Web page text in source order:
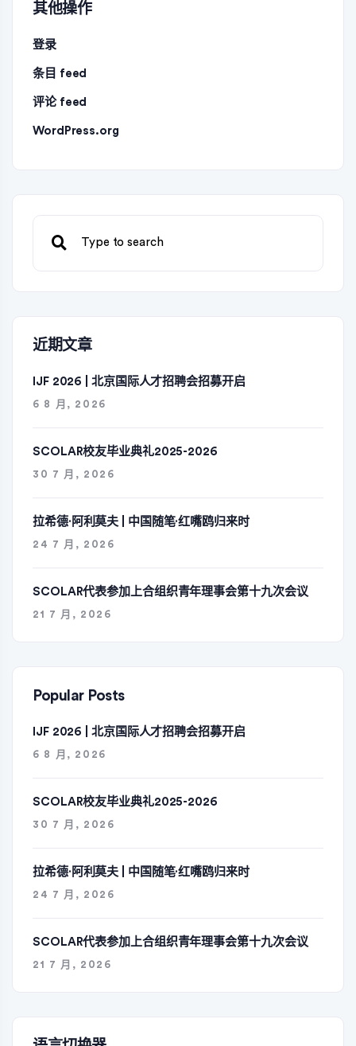
其他操作
登录
条目 feed
评论 feed
WordPress.org
近期文章
IJF 2026 | 北京国际人才招聘会招募开启
6 8 月, 2026
SCOLAR校友毕业典礼2025-2026
30 7 月, 2026
拉希德·阿利莫夫 | 中国随笔·红嘴鸥归来时
24 7 月, 2026
SCOLAR代表参加上合组织青年理事会第十九次会议
21 7 月, 2026
Popular Posts
IJF 2026 | 北京国际人才招聘会招募开启
6 8 月, 2026
SCOLAR校友毕业典礼2025-2026
30 7 月, 2026
拉希德·阿利莫夫 | 中国随笔·红嘴鸥归来时
24 7 月, 2026
SCOLAR代表参加上合组织青年理事会第十九次会议
21 7 月, 2026